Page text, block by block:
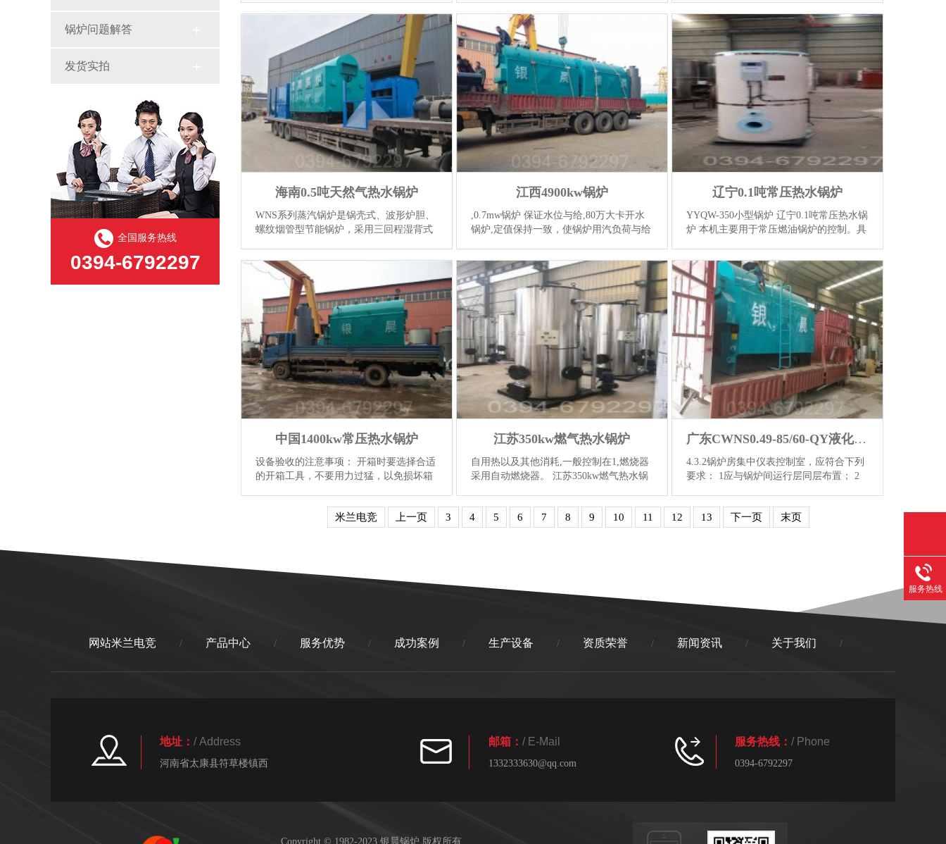
锅炉问题解答
发货实拍
全国服务热线
0394-6792297
锅炉技术条件》●/T1576-2008《工业锅炉
水质》●TS0002-2010《锅炉节能技术监督
【详情】
槽，切断锅炉与其它设备的联系对锅炉内
部进行清扫。㈡．紧急停炉：⑴、...
情】
氮导油炉,到低水位3油温油压未达到设定
值4燃烧关系部位的自动切换...【详情】
海南0.5吨天然气热水锅炉
WNS系列蒸汽锅炉是锅壳式、波形炉胆、
螺纹烟管型节能锅炉，采用三回程湿背式
经回燃室对流管束前烟箱对流管束后烟箱
常压冷凝器烟囱排入大...
江西4900kw锅炉
,0.7mw锅炉 保证水位与给,80万大卡开水
锅炉,定值保持一致，使锅炉用汽负荷与给
压力的保护当锅炉压力超过设定值时，需
进行燃烧调节或联锁保护...【详情】
辽宁0.1吨常压热水锅炉
YYQW-350小型锅炉 辽宁0.1吨常压热水锅
炉 本机主要用于常压燃油锅炉的控制。具
制、缺水保护、超温保护等自动控制功
能,,。二、基本操作2.1接通...【详情】
中国1400kw常压热水锅炉
设备验收的注意事项： 开箱时要选择合适
的开箱工具，不要用力过猛，以免损坏箱
要吊车起吊就位时，应考虑起重设备的起
吊能力（按有关规定...【详情】
江苏350kw燃气热水锅炉
自用热以及其他消耗,一般控制在1,燃烧器
采用自动燃烧器。 江苏350kw燃气热水锅
时，注意脱水，添加时必须在冷态下进
行，不能直接加入未脱水的冷...
【详情】
广东CWNS0.49-85/60-QY液化气热水锅炉
4.3.2锅炉房集中仪表控制室，应符合下列
要求： 1应与锅炉间运行层同层布置； 2
适中地段； 3室内光线应柔和； 4朝锅炉
操作面方向应采用隔声玻...
米兰电竞 上一页 3 4 5 6 7 8 9 10 11 12 13 下一页 末页
网站米兰电竞 / 产品中心 / 服务优势 / 成功案例 / 生产设备 / 资质荣誉 / 新闻资讯 / 关于我们 /
地址： / Address
河南省太康县符草楼镇西
邮箱： / E-Mail
1332333630@qq.com
服务热线： / Phone
0394-6792297
Copyright © 1982-2023 银晨锅炉 版权所有
服务热线